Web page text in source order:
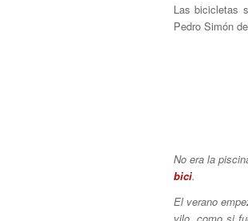
Las bicicletas
Pedro Simón
No era la
bici.
El verano